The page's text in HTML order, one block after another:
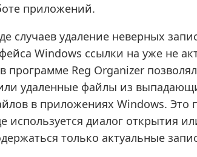
приложений.
случаев удаление неверных
Windows ссылки на уже не
программе Reg Organizer
удаленные файлы из
в приложениях Windows. Это
используется диалог открытия
только актуальные